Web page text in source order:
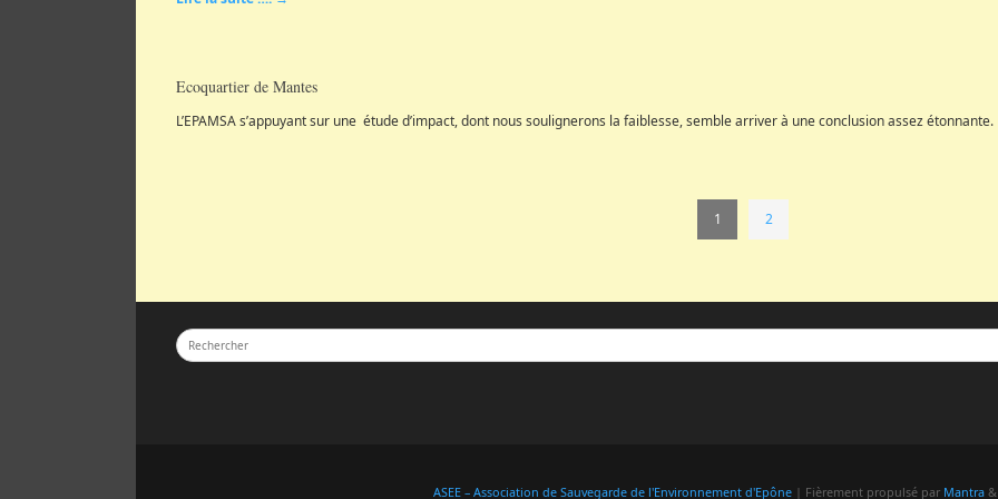
Ecoquartier de Mantes
L’EPAMSA s’appuyant sur une étude d’impact, dont nous soulignerons la faiblesse, semble arriver à une conclusion assez étonnante.
1 2
ASEE – Association de Sauvegarde de l'Environnement d'Epône| Fièrement propulsé par Mantra&